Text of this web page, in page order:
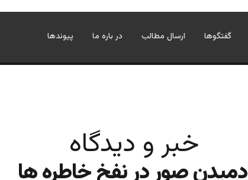
گفتگوها ارسال مطالب در باره ما پیوندها
خبر و دیدگاه
دمیدن صور در نفخ خاطره ها